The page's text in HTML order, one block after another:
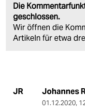
Die
geschlossen.
Wir öffnen die
Artikeln für etwa
JR Johannes
01.12.2020,